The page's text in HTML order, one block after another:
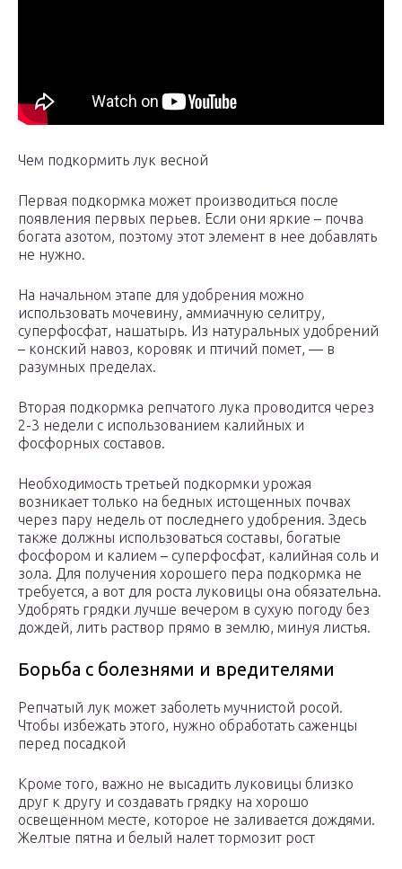
Чем подкормить лук весной
Первая подкормка может производиться после
появления первых перьев. Если они яркие – почва
богата азотом, поэтому этот элемент в нее добавлять
не нужно.
На начальном этапе для удобрения можно
использовать мочевину, аммиачную селитру,
суперфосфат, нашатырь. Из натуральных удобрений
– конский навоз, коровяк и птичий помет, — в
разумных пределах.
Вторая подкормка репчатого лука проводится через
2-3 недели с использованием калийных и
фосфорных составов.
Необходимость третьей подкормки урожая
возникает только на бедных истощенных почвах
через пару недель от последнего удобрения. Здесь
также должны использоваться составы, богатые
фосфором и калием – суперфосфат, калийная соль и
зола. Для получения хорошего пера подкормка не
требуется, а вот для роста луковицы она обязательна.
Удобрять грядки лучше вечером в сухую погоду без
дождей, лить раствор прямо в землю, минуя листья.
Борьба с болезнями и вредителями
Репчатый лук может заболеть мучнистой росой.
Чтобы избежать этого, нужно обработать саженцы
перед посадкой
Кроме того, важно не высадить луковицы близко
друг к другу и создавать грядку на хорошо
освещенном месте, которое не заливается дождями.
Желтые пятна и белый налет тормозит рост